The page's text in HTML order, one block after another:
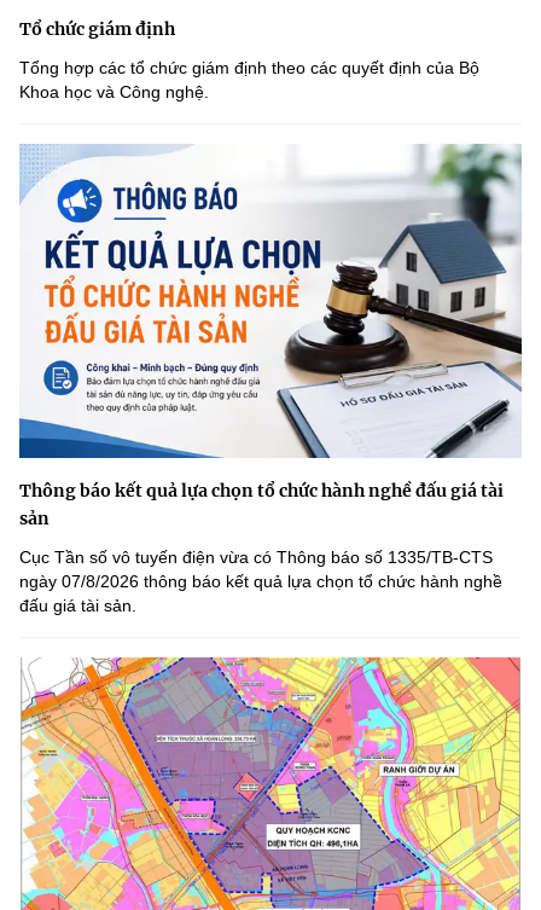
Tổ chức giám định
Tổng hợp các tổ chức giám định theo các quyết định của Bộ
Khoa học và Công nghệ.
Thông báo kết quả lựa chọn tổ chức hành nghề đấu giá tài
sản
Cục Tần số vô tuyến điện vừa có Thông báo số 1335/TB-CTS
ngày 07/8/2026 thông báo kết quả lựa chọn tổ chức hành nghề
đấu giá tài sản.